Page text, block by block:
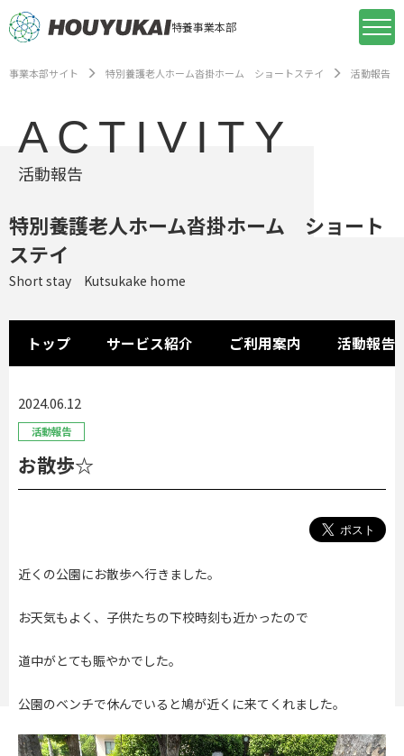
特養事業本部
事業本部サイト 特別養護老人ホーム沓掛ホーム ショートステイ 活動報告
ACTIVITY
活動報告
特別養護老人ホーム沓掛ホーム ショート
ステイ
Short stay Kutsukake home
トップ サービス紹介 ご利用案内 活動報告
2024.06.12
活動報告
お散歩☆
近くの公園にお散歩へ行きました。
お天気もよく、子供たちの下校時刻も近かったので
道中がとても賑やかでした。
公園のベンチで休んでいると鳩が近くに来てくれました。